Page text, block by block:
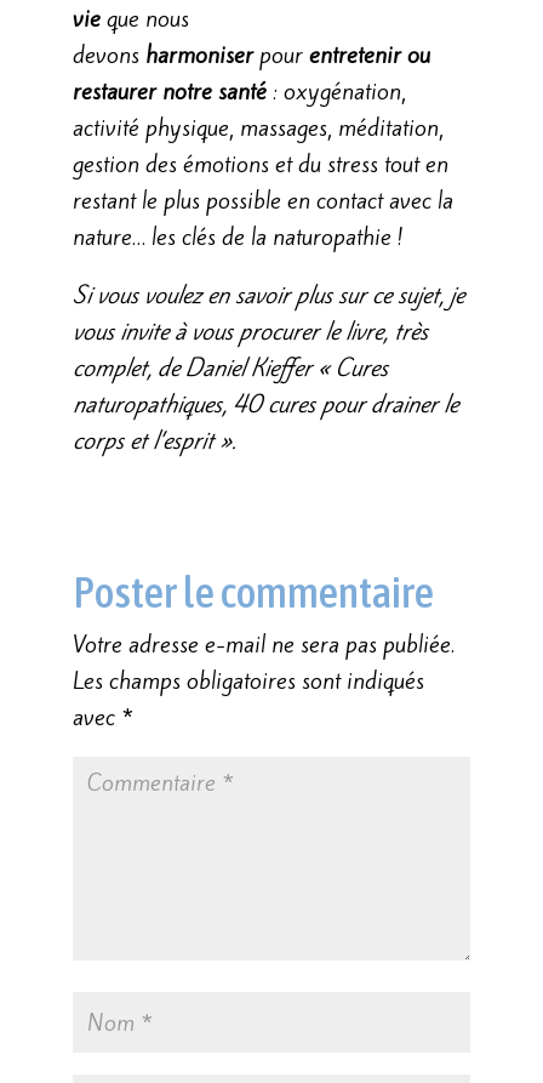
vieque nous
devons harmoniserpourentretenir ou
restaurer notre santé: oxygénation,
activité physique, massages, méditation,
gestion des émotions et du stress tout en
restant le plus possible en contact avec la
nature… les clés de la naturopathie !
Si vous voulez en savoir plus sur ce sujet, je
vous invite à vous procurer le livre, très
complet, de Daniel Kieffer « Cures
naturopathiques, 40 cures pour drainer le
corps et l’esprit ».
Poster le commentaire
Votre adresse e-mail ne sera pas publiée.
Les champs obligatoires sont indiqués
avec *